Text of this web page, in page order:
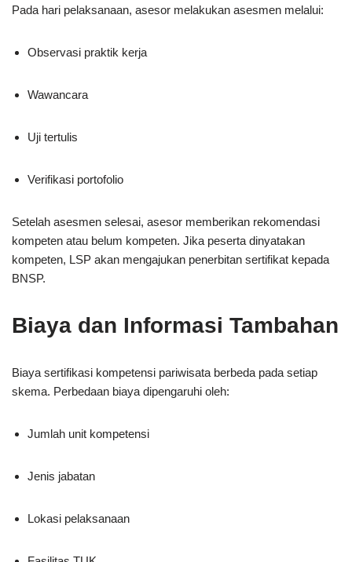
Pada hari pelaksanaan, asesor melakukan asesmen melalui:
Observasi praktik kerja
Wawancara
Uji tertulis
Verifikasi portofolio
Setelah asesmen selesai, asesor memberikan rekomendasi
kompeten atau belum kompeten. Jika peserta dinyatakan
kompeten, LSP akan mengajukan penerbitan sertifikat kepada
BNSP.
Biaya dan Informasi Tambahan
Biaya sertifikasi kompetensi pariwisata berbeda pada setiap
skema. Perbedaan biaya dipengaruhi oleh:
Jumlah unit kompetensi
Jenis jabatan
Lokasi pelaksanaan